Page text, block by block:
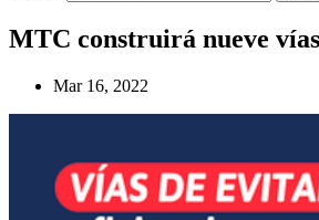
MTC construirá nueve
Mar 16, 2022